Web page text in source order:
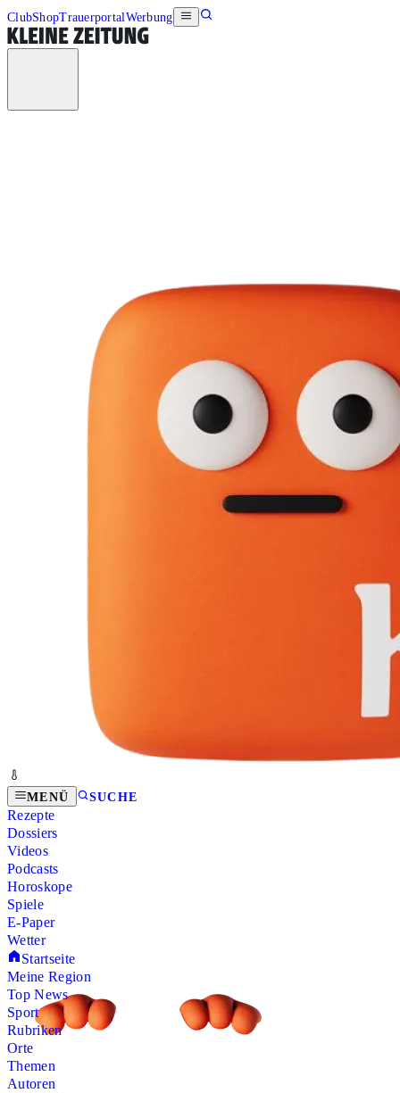
ClubShopTrauerportalWerbung
MENÜ SUCHE
Rezepte
Dossiers
Videos
Podcasts
Horoskope
Spiele
E-Paper
Wetter
Startseite
Meine Region
Top News
Sport
Rubriken
Orte
Themen
Autoren